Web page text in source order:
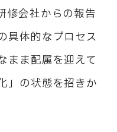
修会社からの報告
具体的なプロセス
まま配属を迎えて
」の状態を招きか